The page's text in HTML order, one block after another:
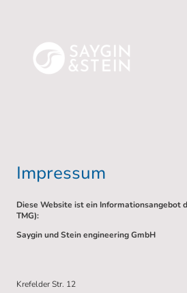
Impressum
Diese Website ist ein Informationsangebot
TMG):
Saygin und Stein engineering GmbH
Krefelder Str. 12